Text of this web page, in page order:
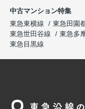
中古マンション特集
東急東横線
東急田園
東急世田谷線
東急多
東急目黒線